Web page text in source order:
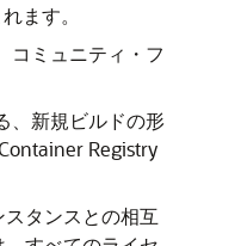
ます。
コミュニティ・フ
、新規ビルドの形
Registry
スタンスとの相互